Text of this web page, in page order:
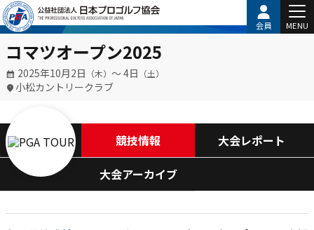
会員 MENU
コマツオープン2025
2025年10月2日 （木） 〜 4日 （土）
小松カントリークラブ
競技情報
大会レポート
大会アーカイブ